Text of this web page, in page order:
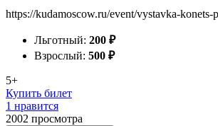
https://kudamoscow.ru/event/vystavka-
Льготный: 200 ₽
Взрослый: 500 ₽
5+
Купить билет
1 нравится
2002 просмотра